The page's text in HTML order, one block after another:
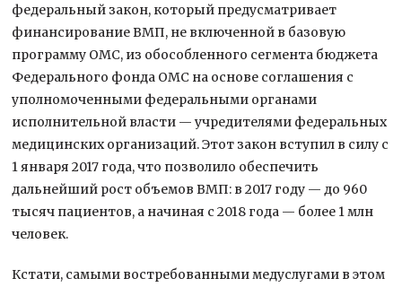
федеральный закон, который предусматривает
финансирование ВМП, не включенной в базовую
программу ОМС, из обособленного сегмента бюджета
Федерального фонда ОМС на основе соглашения с
уполномоченными федеральными органами
исполнительной власти — учредителями федеральных
медицинских организаций. Этот закон вступил в силу с
1 января 2017 года, что позволило обеспечить
дальнейший рост объемов ВМП: в 2017 году — до 960
тысяч пациентов, а начиная с 2018 года — более 1 млн
человек.
Кстати, самыми востребованными медуслугами в этом